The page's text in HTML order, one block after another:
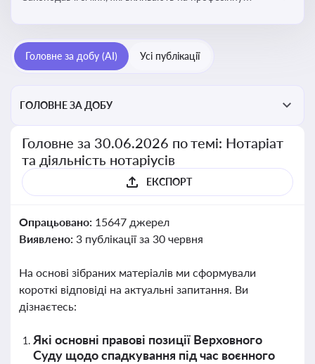
Головне за добу (AI) Усі публікації
ГОЛОВНЕ ЗА ДОБУ
Головне за 30.06.2026 по темі: Нотаріат
та діяльність нотаріусів
ЕКСПОРТ
Опрацьовано: 15647 джерел
Виявлено: 3 публікації за 30 червня
На основі зібраних матеріалів ми сформували
короткі відповіді на актуальні запитання. Ви
дізнаєтесь:
Які основні правові позиції Верховного
Суду щодо спадкування під час воєнного